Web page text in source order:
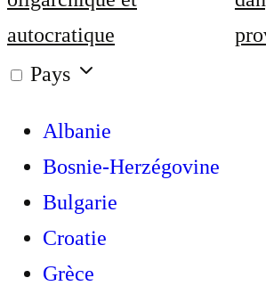
autocratique
Pays
Albanie
Bosnie-Herzégovine
Bulgarie
Croatie
Grèce